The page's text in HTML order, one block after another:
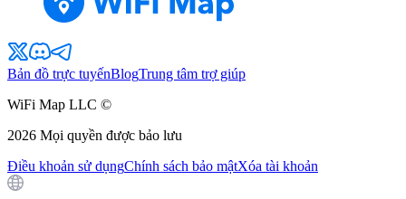
Bản đồ trực tuyếnBlogTrung tâm trợ giúp
WiFi Map LLC ©
2026 Mọi quyền được bảo lưu
Điều khoản sử dụngChính sách bảo mậtXóa tài khoản